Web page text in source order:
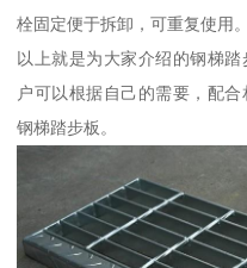
栓固定便于拆卸，可重复使用。
以上就是为大家介绍的钢梯
户可以根据自己的需要，配
钢梯踏步板。